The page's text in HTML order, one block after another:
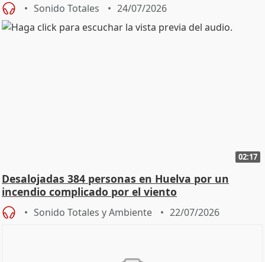
Sonido Totales 24/07/2026
02:17
Desalojadas 384 personas en Huelva por un
incendio complicado por el viento
Sonido Totales y Ambiente 22/07/2026